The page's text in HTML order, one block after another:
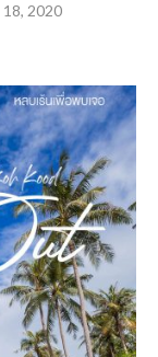
2020